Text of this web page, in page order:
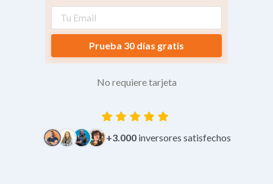
Prueba 30 días gratis
No requiere tarjeta
+3.000inversores satisfechos